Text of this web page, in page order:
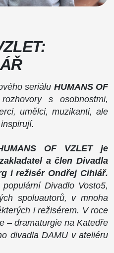
seriálu HUMANS OF
s osobnostmi,
umělci, muzikanti, ale
OF VZLET je
a člen Divadla
i režisér Ondřej Cihlář.
Divadlo Vosto5,
spoluautorů, v mnoha
i režisérem. V roce
– dramaturgie na Katedře
divadla DAMU v ateliéru